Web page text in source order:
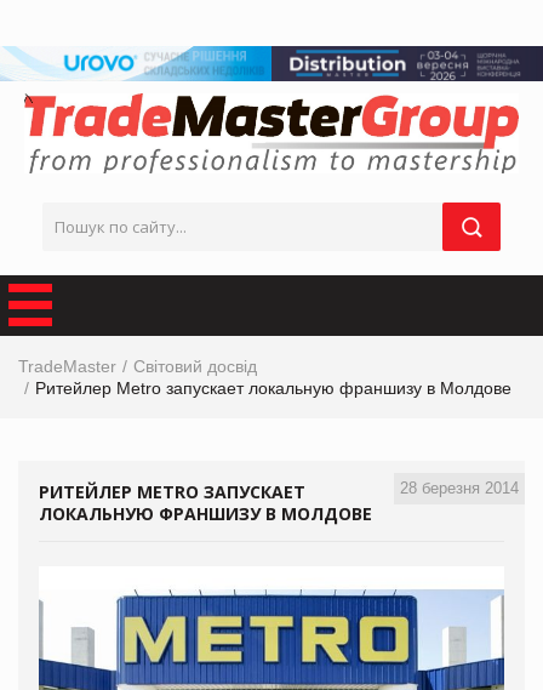
TradeMaster
Світовий досвід
Ритейлер Metro запускает локальную франшизу в Молдове
28 березня 2014
РИТЕЙЛЕР METRO ЗАПУСКАЕТ
ЛОКАЛЬНУЮ ФРАНШИЗУ В МОЛДОВЕ